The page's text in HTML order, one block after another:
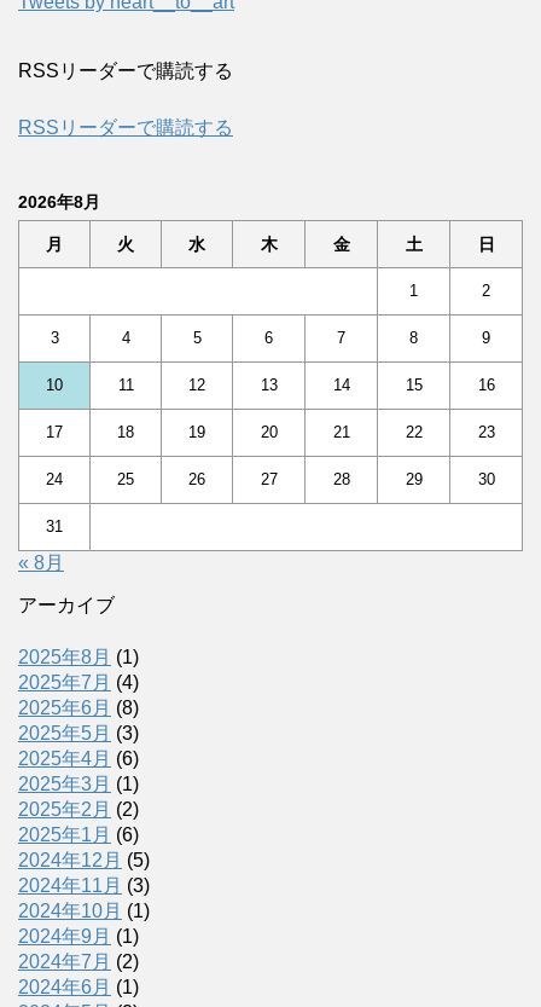
RSSリーダーで購読する
RSSリーダーで購読する
2026年8月
月 火 水 木 金 土 日
1 2
3 4 5 6 7 8 9
10 11 12 13 14 15 16
17 18 19 20 21 22 23
24 25 26 27 28 29 30
31
« 8月
アーカイブ
2025年8月 (1)
2025年7月 (4)
2025年6月 (8)
2025年5月 (3)
2025年4月 (6)
2025年3月 (1)
2025年2月 (2)
2025年1月 (6)
2024年12月 (5)
2024年11月 (3)
2024年10月 (1)
2024年9月 (1)
2024年7月 (2)
2024年6月 (1)